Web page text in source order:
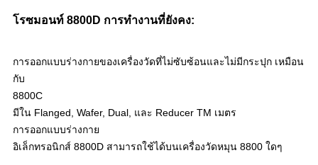
โรซมอนท์ 8800D การทํางานที่ยังคง:
การออกแบบร่างกายของเครื่องวัดที่ไม่ซับซ้อนและไม่มีกระปุก เหมือน
กับ
8800C
มีใน Flanged, Wafer, Dual, และ Reducer TM เมตร
การออกแบบร่างกาย
อิเล็กทรอนิกส์ 8800D สามารถใช้ได้บนเครื่องวัดหมุน 8800 ใดๆ